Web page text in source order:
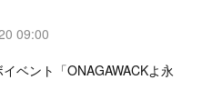
09:00
ベント「ONAGAWACKよ永